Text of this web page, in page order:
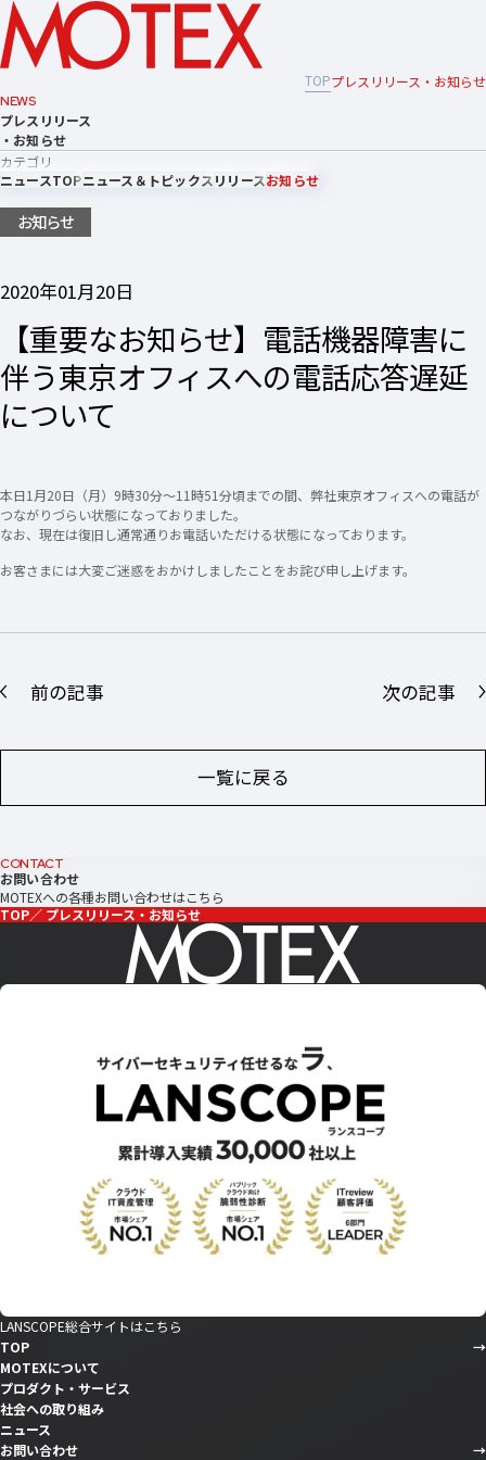
TOPプレスリリース・お知らせ
NEWS
プレスリリース
・お知らせ
カテゴリ
ニュースTOPニュース＆トピックスリリースお知らせ
お知らせ
2020年01月20日
【重要なお知らせ】電話機器障害に
伴う東京オフィスへの電話応答遅延
について
本日1月20日（月）9時30分～11時51分頃までの間、弊社東京オフィスへの電話が
つながりづらい状態になっておりました。
なお、現在は復旧し通常通りお電話いただける状態になっております。
お客さまには大変ご迷惑をおかけしましたことをお詫び申し上げます。
前の記事
一覧に戻る
次の記事
CONTACT
お問い合わせ
MOTEXへの各種お問い合わせはこちら
TOP
プレスリリース・お知らせ
LANSCOPE総合サイトはこちら
TOP
MOTEXについて
プロダクト・サービス
社会への取り組み
ニュース
お問い合わせ